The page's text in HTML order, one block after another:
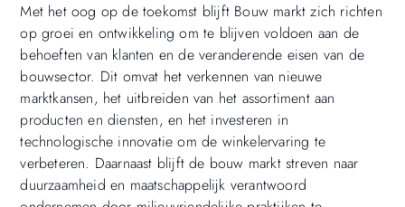
Met het oog op de toekomst blijft Bouw markt zich richten
op groei en ontwikkeling om te blijven voldoen aan de
behoeften van klanten en de veranderende eisen van de
bouwsector. Dit omvat het verkennen van nieuwe
marktkansen, het uitbreiden van het assortiment aan
producten en diensten, en het investeren in
technologische innovatie om de winkelervaring te
verbeteren. Daarnaast blijft de bouw markt streven naar
duurzaamheid en maatschappelijk verantwoord